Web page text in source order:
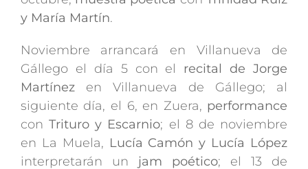
y María Martín.
Noviembre arrancará en Villanueva de
Gállego el día 5 con el recital de Jorge
Martínezen Villanueva de Gállego; al
siguiente día, el 6, en Zuera, performance
conTrituro y Escarnio; el 8 de noviembre
en La Muela, Lucía Camón y Lucía López
interpretarán un jam poético; el 13 de